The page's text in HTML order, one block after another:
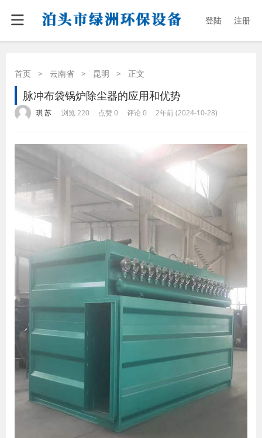
登陆 注册
首页 > 云南省 > 昆明 > 正文
脉冲布袋锅炉除尘器的应用和优势
琪 苏 浏览 220 点赞 0 评论 0 2年前 (2024-10-28)